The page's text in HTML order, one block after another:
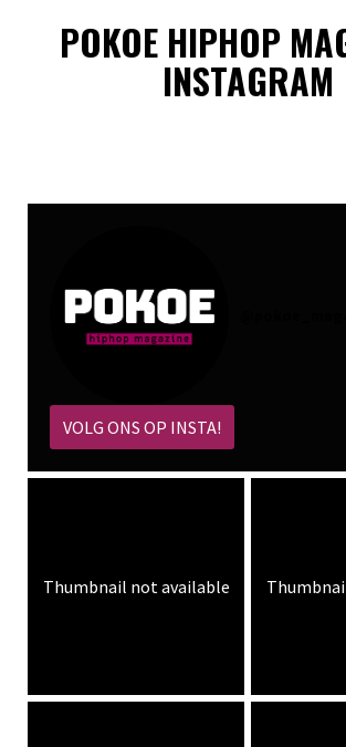
POKOE HIPHOP
INSTAGRAM
VOLG ONS OP INSTA!
Thumbnail not available